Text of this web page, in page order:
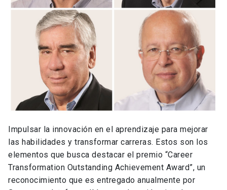
Impulsar la innovación en el aprendizaje para mejorar
las habilidades y transformar carreras. Estos son los
elementos que busca destacar el premio “Career
Transformation Outstanding Achievement Award”, un
reconocimiento que es entregado anualmente por